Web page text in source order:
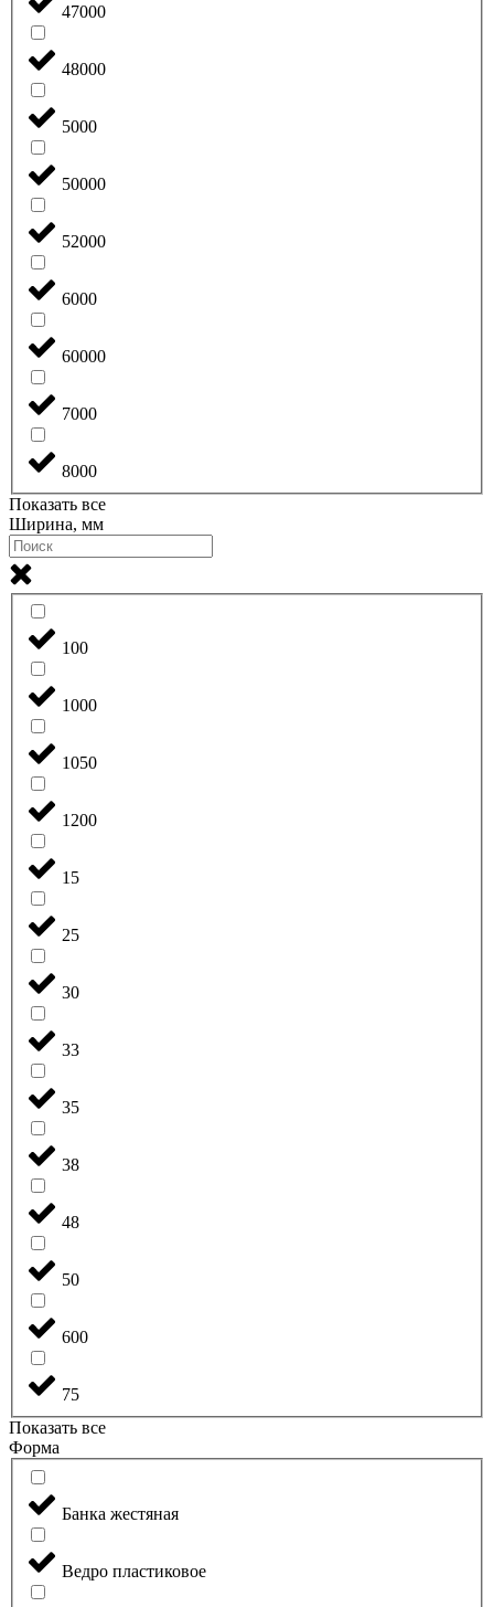
47000
48000
5000
50000
52000
6000
60000
7000
8000
Показать все
Ширина, мм
100
1000
1050
1200
15
25
30
33
35
38
48
50
600
75
Показать все
Форма
Банка жестяная
Ведро пластиковое